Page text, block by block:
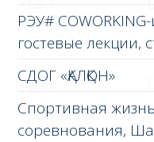
РЭУ#
гостевые лекции,
СДОГ «ҚАЛҚОН»
Спортивная
соревнования,